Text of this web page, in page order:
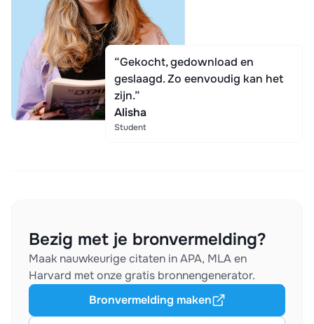
“Gekocht, gedownload en
geslaagd. Zo eenvoudig kan het
zijn.”
Alisha
Student
Bezig met je bronvermelding?
Maak nauwkeurige citaten in APA, MLA en
Harvard met onze gratis bronnengenerator.
Bronvermelding maken